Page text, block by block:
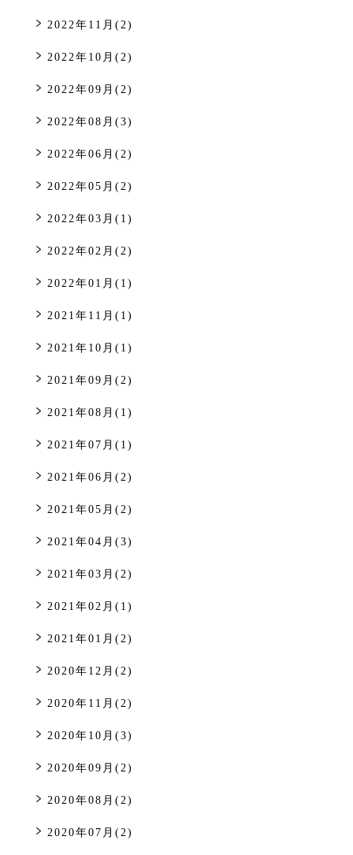
2022年11月(2)
2022年10月(2)
2022年09月(2)
2022年08月(3)
2022年06月(2)
2022年05月(2)
2022年03月(1)
2022年02月(2)
2022年01月(1)
2021年11月(1)
2021年10月(1)
2021年09月(2)
2021年08月(1)
2021年07月(1)
2021年06月(2)
2021年05月(2)
2021年04月(3)
2021年03月(2)
2021年02月(1)
2021年01月(2)
2020年12月(2)
2020年11月(2)
2020年10月(3)
2020年09月(2)
2020年08月(2)
2020年07月(2)